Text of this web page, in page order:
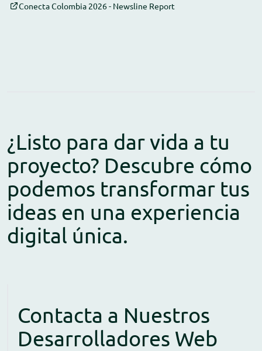
Conecta Colombia 2026 - Newsline Report
¿Listo para dar vida a tu
proyecto? Descubre cómo
podemos transformar tus
ideas en una experiencia
digital única.
Contacta a Nuestros
Desarrolladores Web